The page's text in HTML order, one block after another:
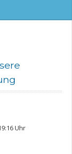
Uhr